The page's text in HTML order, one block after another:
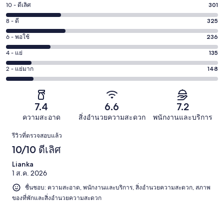
คะแนน
10
-
ดี
เลิศ
301
จาก
10 - ดีเลิศ 301
คะแนน
8
-
ดี
325
จาก
8 - ดี 325
คะแนน
6
-
พอใช้
236
6 - พอใช้ 236
คะแนน
4
-
รีวิว
4 - แย่ 135
คะแนน
2
จาก
1145
รีวิว
2 - แย่มาก 148
7.4
ความสะอาด
6.6
สิ่งอำนวยความสะดวก
7.2
พนักงานและบริการ
รีวิว
รีวิวที่ตรวจสอบแล้ว
10/10 ดีเลิศ
Lianka
1 ส.ค. 2026
ชื่นชอบ: ความสะอาด, พนักงานและบริการ, สิ่งอำนวยความสะดวก, สภาพ
ของที่พักและสิ่งอำนวยความสะดวก